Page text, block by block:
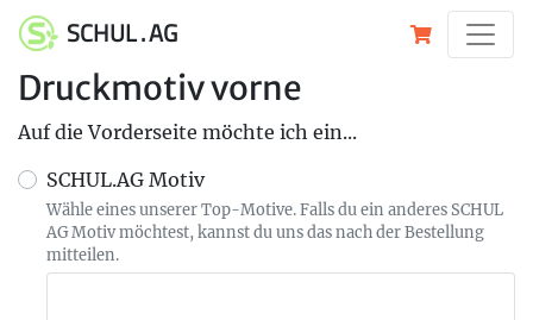
SCHUL . AG
Druckmotiv vorne
Auf die Vorderseite möchte ich ein...
SCHUL.AG Motiv
Wähle eines unserer Top-Motive. Falls du ein anderes SCHUL
AG Motiv möchtest, kannst du uns das nach der Bestellung
mitteilen.